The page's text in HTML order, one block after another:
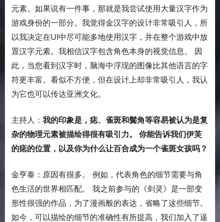
元素。如果说有一件事，那就是我尝试使用大量汉字作为
游戏身份的一部分。我觉得金汉字的设计非常吸引人，所
以我决定在UI中尽可能多地使用汉字，并在整个游戏中放
置汉字元素。我相信汉字包含角色本身的视觉信息。 因
此，当您看到汉字时，脑海中浮现的图像比其他语言的字
符更丰富。看似不方便，但在设计上却非常吸引人，我认
为它也可以传达亚洲文化。
主持人： 我的印象是，痣、雀斑和鬓角等容易被认为是复
杂的物理元素被描绘得很有吸引力。 你能告诉我们伊芙
的痣的位置，以及你为什么让百合成为一个雀斑女孩吗？
金亨泰：原因有很多。 例如，代表角色的细节需要与角
色生活的世界相匹配。 我之前参与的《剑灵》是一部变
形性很强的作品，为了漫画般的表达，省略了这些细节。
如今，可以描绘的细节的准确性有所提高，我们加入了逼